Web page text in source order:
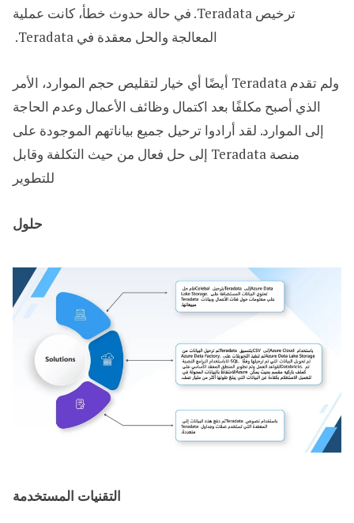
ترخيص Teradata. في حالة حدوث خطأ، كانت عملية
المعالجة والحل معقدة في Teradata. ​
ولم تقدم Teradata أيضًا أي خيار لتقليص حجم الموارد، الأمر
الذي أصبح مكلفًا بعد اكتمال وظائف الأعمال وعدم الحاجة
إلى الموارد. لقد أرادوا ترحيل جميع بياناتهم الموجودة على
منصة Teradata إلى حل فعال من حيث التكلفة وقابل
للتطوير
حلول
التقنيات المستخدمة